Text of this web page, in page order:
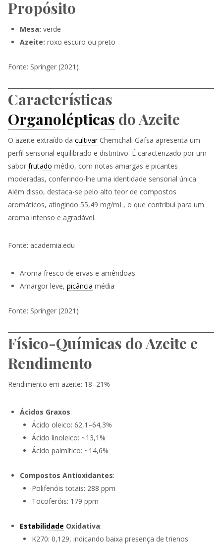
Propósito
Mesa: verde
Azeite: roxo escuro ou preto
Fonte: Springer (2021)
Características
Organolépticas do Azeite
O azeite extraído da cultivarChemchali Gafsa apresenta um
perfil sensorial equilibrado e distintivo. É caracterizado por um
sabor frutado médio, com notas amargas e picantes
moderadas, conferindo-lhe uma identidade sensorial única.
Além disso, destaca-se pelo alto teor de compostos
aromáticos, atingindo 55,49 mg/mL, o que contribui para um
aroma intenso e agradável.
Fonte: academia.edu
Aroma fresco de ervas e amêndoas
Amargor leve, picância média
Fonte: Springer (2021)
Físico-Químicas do Azeite e
Rendimento
Rendimento em azeite: 18–21%
Ácidos Graxos:
Ácido oleico: 62,1–64,3%
Ácido linoleico: ~13,1%
Ácido palmítico: ~14,6%
Compostos Antioxidantes:
Polifenóis totais: 288 ppm
Tocoferóis: 179 ppm
Estabilidade Oxidativa:
K270: 0,129, indicando baixa presença de trienos